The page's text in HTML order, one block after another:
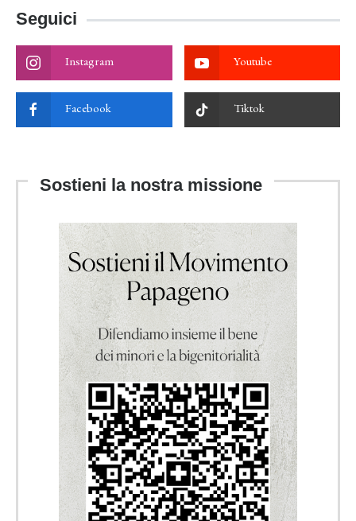
Seguici
Instagram Youtube
Facebook Tiktok
Sostieni la nostra missione